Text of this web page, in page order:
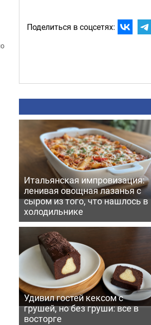
Поделиться в соцсетях:
Итальянская импровизация:
ленивая овощная лазанья с
сыром из того, что нашлось в
холодильнике
Удивил гостей кексом с
грушей, но без груши: все в
восторге